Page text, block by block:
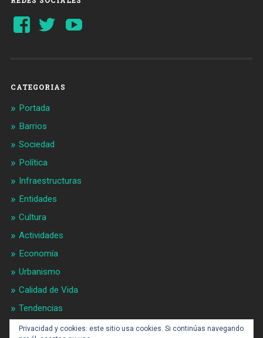
Ver
perfil
Ver
perfil
CATEGORIAS
Portada
Barrios
Sociedad
Política
Infraestructuras
Entidades
Cultura
Actividades
Economía
Urbanismo
Calidad de Vida
Tendencias
Gran BCN
Privacidad y cookies: este sitio usa cookies. Si continúas navegando